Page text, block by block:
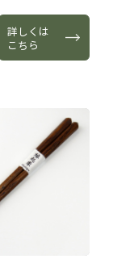
詳しくは
こちら